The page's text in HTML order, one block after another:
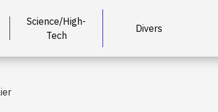
Science/High-
Tech
Divers